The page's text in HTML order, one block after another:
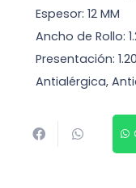
Espesor: 12 MM
Ancho de Rollo:
Presentación:
Antialérgica,